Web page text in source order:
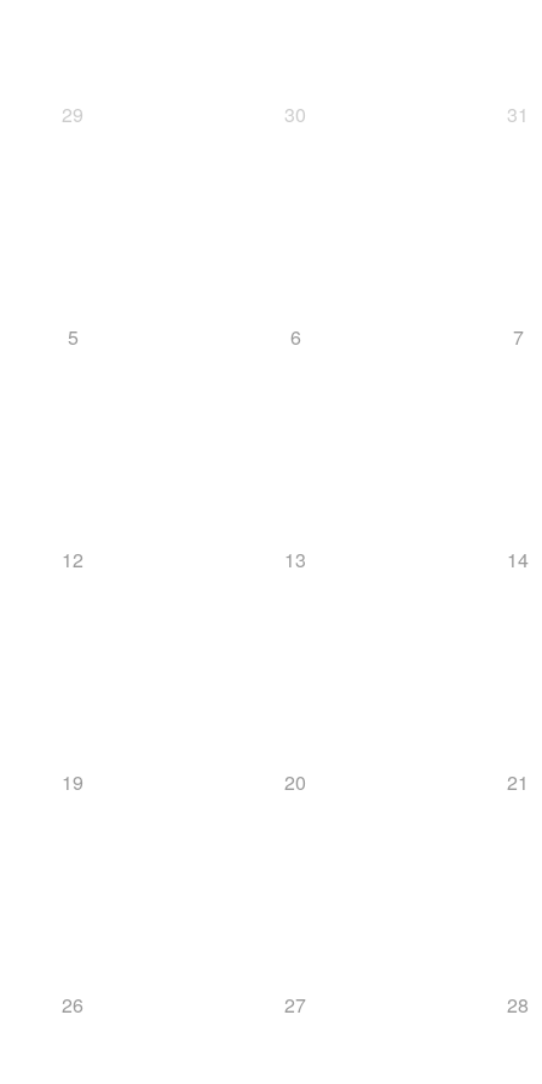
29 30 31
5 6 7
12 13 14
19 20 21
26 27 28